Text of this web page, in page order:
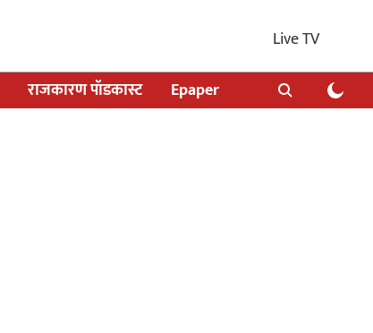
Live TV
राजकारण पॉडकास्ट Epaper